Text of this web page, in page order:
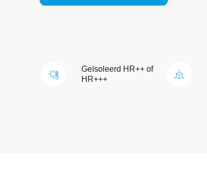
Geïsoleerd HR++ of
HR+++